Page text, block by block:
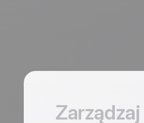
Zarządzaj